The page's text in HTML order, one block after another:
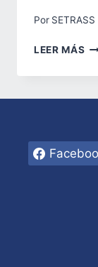
Por SETRASS
LEER MÁS